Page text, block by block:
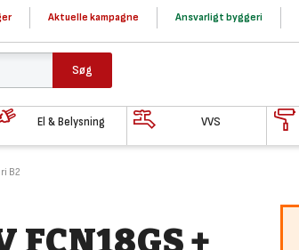
Aktuelle kampagne Ansvarligt byggeri
Søg
El & Belysning VVS
B2